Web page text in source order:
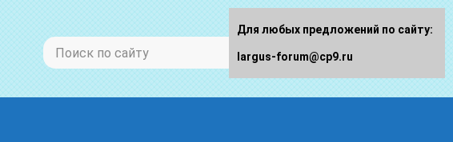
Для любых предложений по сайту:
largus-forum@cp9.ru